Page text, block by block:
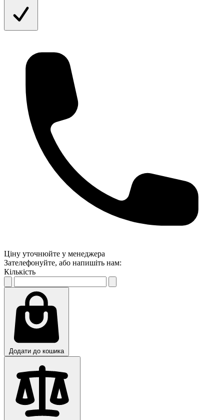
Ціну уточнюйте у менеджера
Зателефонуйте, або напишіть нам:
Кількість
Додати до кошика